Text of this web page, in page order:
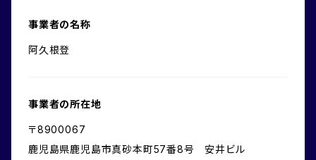
事業者の名称
阿久根登
事業者の所在地
〒8900067
鹿児島県鹿児島市真砂本町57番8号 安井ビル